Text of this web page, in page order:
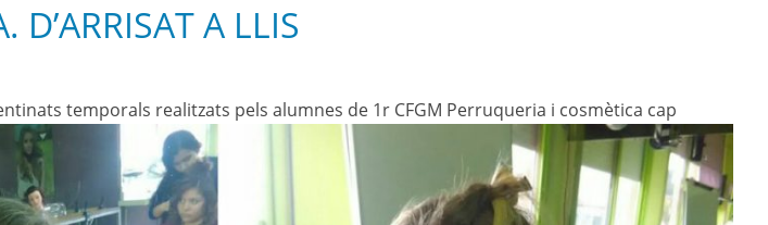
D’ARRISAT A LLIS
temporals realitzats pels alumnes de 1r CFGM Perruqueria i cosmètica cap